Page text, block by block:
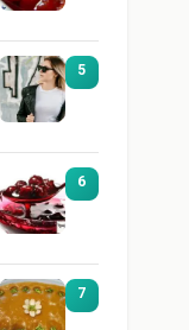
5
6
7